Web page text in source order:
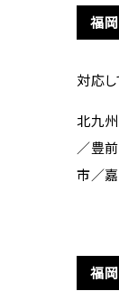
福
対応
北九
／豊
市／
福